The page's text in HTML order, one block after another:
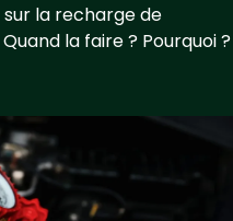
sur la recharge de
la faire ? Pourquoi ?